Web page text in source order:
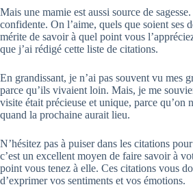
Mais une mamie est aussi source de
confidente. On l’aime, quels que soient ses
mérite de savoir à quel point vous
que j’ai rédigé cette liste de citations.
En grandissant, je n’ai pas souvent vu mes
parce qu’ils vivaient loin. Mais, je me
visite était précieuse et unique, parce qu’on
quand la prochaine aurait lieu.
N’hésitez pas à puiser dans les citations
c’est un excellent moyen de faire savoir à
point vous tenez à elle. Ces citations vous
d’exprimer vos sentiments et vos émotions.